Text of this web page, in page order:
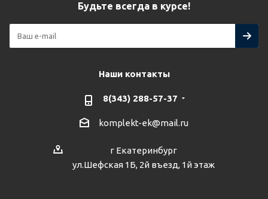
Будьте всегда в курсе!
Наши контакты
8(343) 288-57-37
komplekt-ek@mail.ru
г Екатеринбург
ул.Шефская 1Б, 2й въезд, 1й этаж